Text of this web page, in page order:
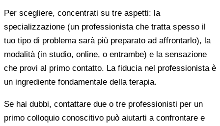
Per scegliere, concentrati su tre aspetti: la
specializzazione (un professionista che tratta spesso il
tuo tipo di problema sarà più preparato ad affrontarlo), la
modalità (in studio, online, o entrambe) e la sensazione
che provi al primo contatto. La fiducia nel professionista è
un ingrediente fondamentale della terapia.
Se hai dubbi, contattare due o tre professionisti per un
primo colloquio conoscitivo può aiutarti a confrontare e